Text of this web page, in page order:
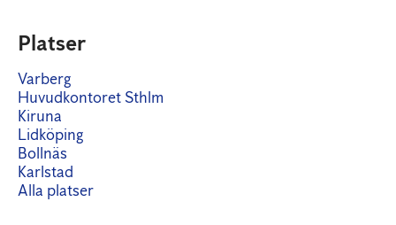
Platser
Varberg
Huvudkontoret Sthlm
Kiruna
Lidköping
Bollnäs
Karlstad
Alla platser